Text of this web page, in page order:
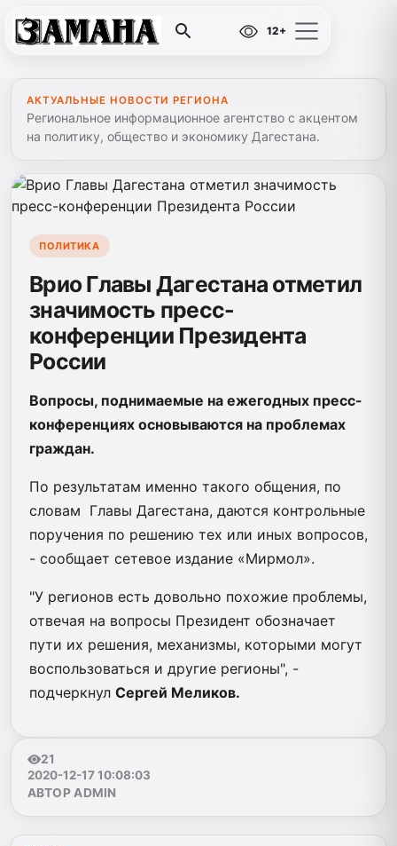
12+
АКТУАЛЬНЫЕ НОВОСТИ РЕГИОНА
Региональное информационное агентство с акцентом
на политику, общество и экономику Дагестана.
ПОЛИТИКА
Врио Главы Дагестана отметил
значимость пресс-
конференции Президента
России
Вопросы, поднимаемые на ежегодных пресс-
конференциях основываются на проблемах
граждан.
По результатам именно такого общения, по
словам Главы Дагестана, даются контрольные
поручения по решению тех или иных вопросов,
- сообщает сетевое издание «Мирмол».
"У регионов есть довольно похожие проблемы,
отвечая на вопросы Президент обозначает
пути их решения, механизмы, которыми могут
воспользоваться и другие регионы", -
подчеркнул Сергей Меликов.
21
2020-12-17 10:08:03
АВТОР ADMIN